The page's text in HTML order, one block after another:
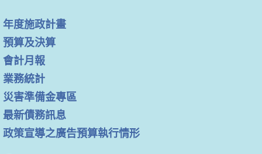
年度施政計畫
預算及決算
會計月報
業務統計
災害準備金專區
最新債務訊息
政策宣導之廣告預算執行情形